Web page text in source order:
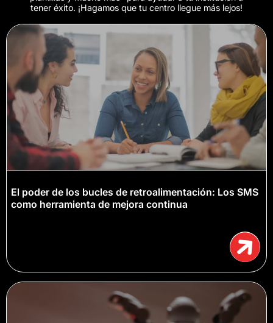
tener éxito. ¡Hagamos que tu centro llegue más lejos!
El poder de los bucles de retroalimentación: Los SMS
como herramienta de mejora continua